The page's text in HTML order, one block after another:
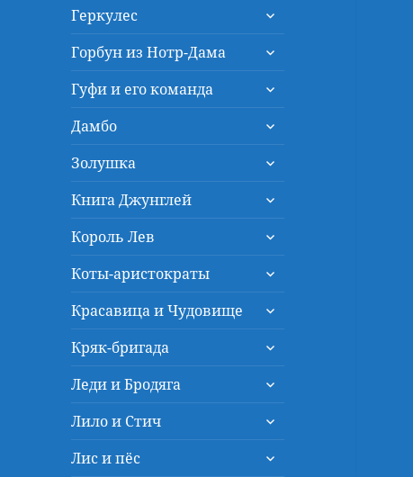
меню
Геркулес
раскрыть
меню
Горбун из Нотр-Дама
раскрыть
меню
Гуфи и его команда
раскрыть
меню
Дамбо
раскрыть
меню
Золушка
раскрыть
меню
Книга Джунглей
раскрыть
меню
Король Лев
раскрыть
меню
Коты-аристократы
раскрыть
меню
Красавица и Чудовище
раскрыть
меню
Кряк-бригада
раскрыть
меню
Леди и Бродяга
раскрыть
меню
Лило и Стич
раскрыть
меню
Лис и пёс
раскрыть